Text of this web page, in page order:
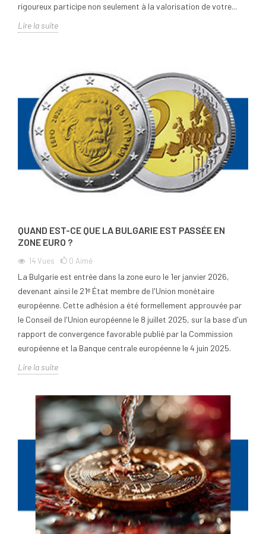
rigoureux participe non seulement à la valorisation de votre...
Lire la suite
QUAND EST-CE QUE LA BULGARIE EST PASSÉE EN
ZONE EURO ?
14Vues 0 Aimé
La Bulgarie est entrée dans la zone euro le 1er janvier 2026,
devenant ainsi le 21ᵉ État membre de l'Union monétaire
européenne. Cette adhésion a été formellement approuvée par
le Conseil de l'Union européenne le 8 juillet 2025, sur la base d'un
rapport de convergence favorable publié par la Commission
européenne et la Banque centrale européenne le 4 juin 2025.
Lire la suite